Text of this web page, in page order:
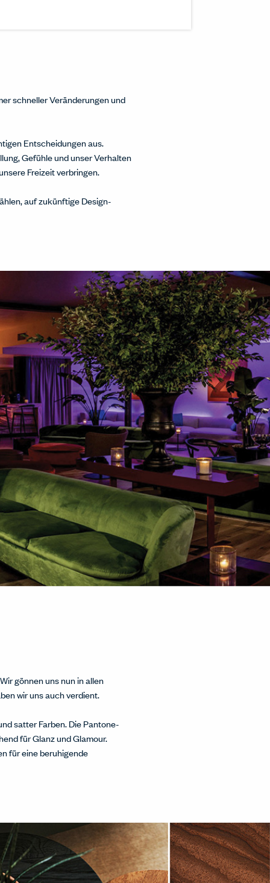
Facebook.
on Twitter.
window.
schneller Veränderungen und
Entscheidungen aus.
Gefühle und unser Verhalten
Freizeit verbringen.
auf zukünftige Design-
gönnen uns nun in allen
wir uns auch verdient.
satter Farben. Die Pantone-
für Glanz und Glamour.
für eine beruhigende